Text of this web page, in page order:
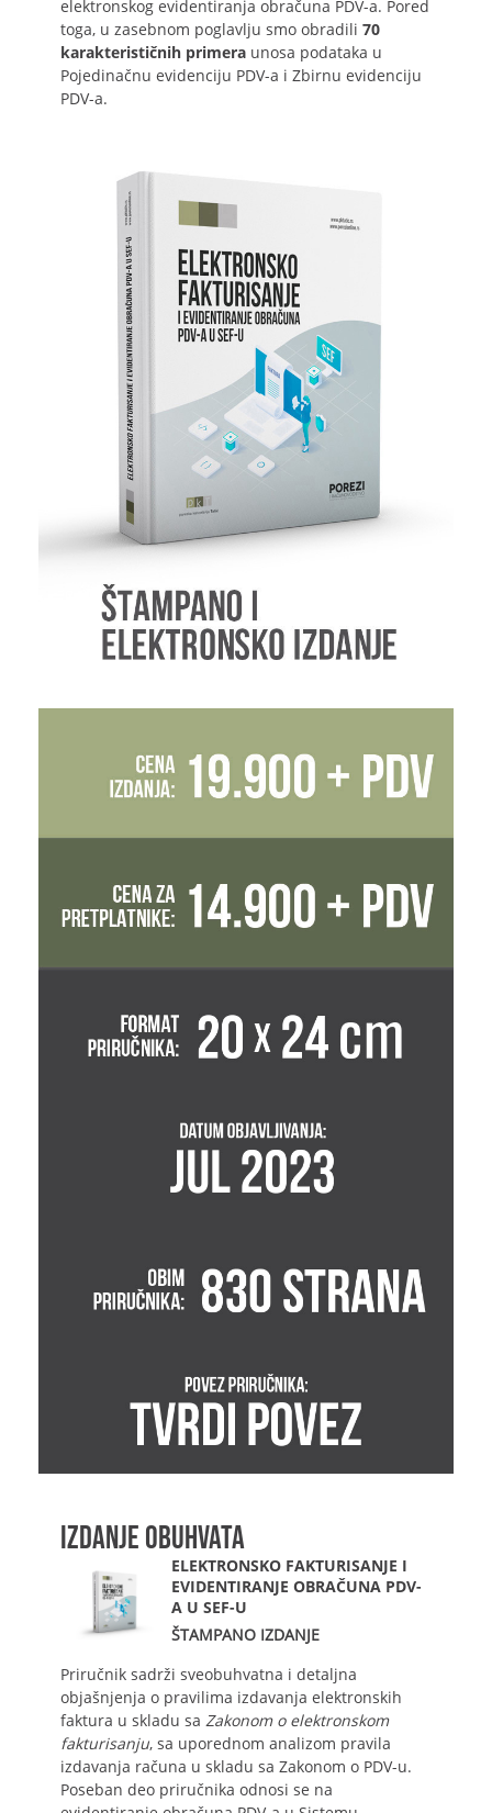
elektronskog evidentiranja obračuna PDV-a. Pored
toga, u zasebnom poglavlju smo obradili 70
karakterističnih primera unosa podataka u
Pojedinačnu evidenciju PDV-a i Zbirnu evidenciju
PDV-a.
IZDANJE OBUHVATA
ELEKTRONSKO FAKTURISANJE I
EVIDENTIRANJE OBRAČUNA PDV-
A U SEF-U
ŠTAMPANO IZDANJE
Priručnik sadrži sveobuhvatna i detaljna
objašnjenja o pravilima izdavanja elektronskih
faktura u skladu sa Zakonom o elektronskom
fakturisanju, sa uporednom analizom pravila
izdavanja računa u skladu sa Zakonom o PDV-u.
Poseban deo priručnika odnosi se na